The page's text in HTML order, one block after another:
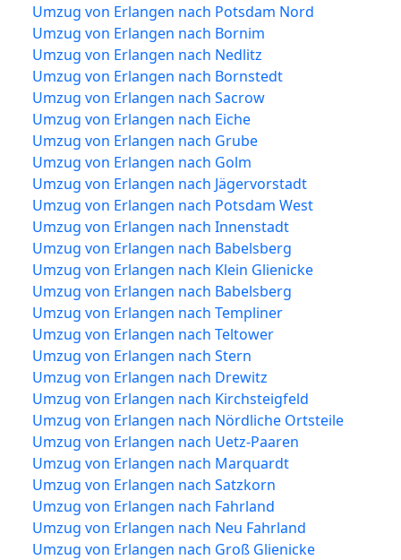
Umzug von Erlangen nach Potsdam Nord
Umzug von Erlangen nach Bornim
Umzug von Erlangen nach Nedlitz
Umzug von Erlangen nach Bornstedt
Umzug von Erlangen nach Sacrow
Umzug von Erlangen nach Eiche
Umzug von Erlangen nach Grube
Umzug von Erlangen nach Golm
Umzug von Erlangen nach Jägervorstadt
Umzug von Erlangen nach Potsdam West
Umzug von Erlangen nach Innenstadt
Umzug von Erlangen nach Babelsberg
Umzug von Erlangen nach Klein Glienicke
Umzug von Erlangen nach Babelsberg
Umzug von Erlangen nach Templiner
Umzug von Erlangen nach Teltower
Umzug von Erlangen nach Stern
Umzug von Erlangen nach Drewitz
Umzug von Erlangen nach Kirchsteigfeld
Umzug von Erlangen nach Nördliche Ortsteile
Umzug von Erlangen nach Uetz-Paaren
Umzug von Erlangen nach Marquardt
Umzug von Erlangen nach Satzkorn
Umzug von Erlangen nach Fahrland
Umzug von Erlangen nach Neu Fahrland
Umzug von Erlangen nach Groß Glienicke